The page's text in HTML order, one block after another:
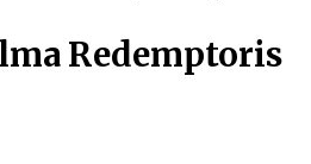
Redemptoris